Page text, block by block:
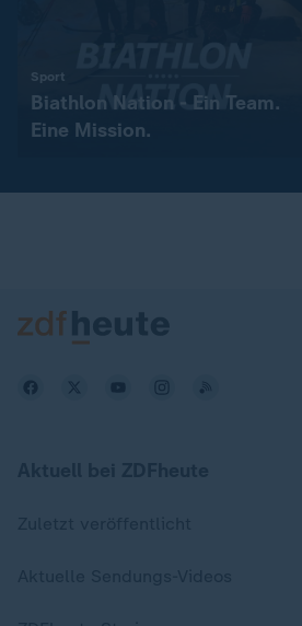
Sport
Biathlon Nation - Ein Team.
Eine Mission.